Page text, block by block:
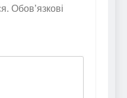
Обов’язкові